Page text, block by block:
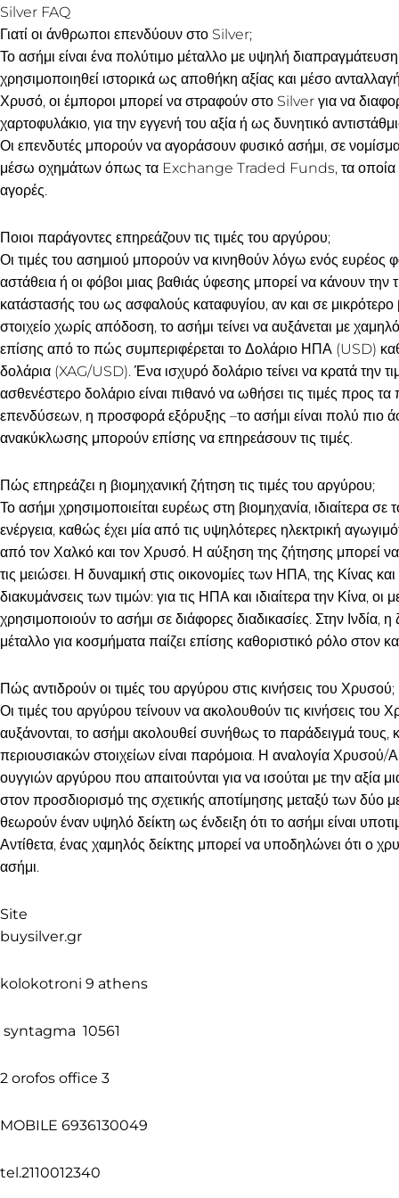
Silver FAQ
Γιατί οι άνθρωποι επενδύουν στο Silver;
Το ασήμι είναι ένα πολύτιμο μέταλλο με υψηλή
χρησιμοποιηθεί ιστορικά ως αποθήκη αξίας και μέσο
Χρυσό, οι έμποροι μπορεί να στραφούν στο Silver για να
χαρτοφυλάκιο, για την εγγενή του αξία ή ως δυνητικό
Οι επενδυτές μπορούν να αγοράσουν φυσικό ασήμι, σε
μέσω οχημάτων όπως τα Exchange Traded Funds, τα οποία
αγορές.
Ποιοι παράγοντες επηρεάζουν τις τιμές του αργύρου;
Οι τιμές του ασημιού μπορούν να κινηθούν λόγω ενός
αστάθεια ή οι φόβοι μιας βαθιάς ύφεσης μπορεί να κάνουν
κατάστασής του ως ασφαλούς καταφυγίου, αν και σε
στοιχείο χωρίς απόδοση, το ασήμι τείνει να αυξάνεται με
επίσης από το πώς συμπεριφέρεται το Δολάριο ΗΠΑ (USD)
δολάρια (XAG/USD). Ένα ισχυρό δολάριο τείνει να κρατά την
ασθενέστερο δολάριο είναι πιθανό να ωθήσει τις τιμές προς
επενδύσεων, η προσφορά εξόρυξης –το ασήμι είναι πολύ πιο
ανακύκλωσης μπορούν επίσης να επηρεάσουν τις τιμές.
Πώς επηρεάζει η βιομηχανική ζήτηση τις τιμές του αργύρου;
Το ασήμι χρησιμοποιείται ευρέως στη βιομηχανία, ιδιαίτερα
ενέργεια, καθώς έχει μία από τις υψηλότερες ηλεκτρική
από τον Χαλκό και τον Χρυσό. Η αύξηση της ζήτησης μπορεί να
τις μειώσει. Η δυναμική στις οικονομίες των ΗΠΑ, της Κίνας
διακυμάνσεις των τιμών: για τις ΗΠΑ και ιδιαίτερα την Κίνα, οι
χρησιμοποιούν το ασήμι σε διάφορες διαδικασίες. Στην
μέταλλο για κοσμήματα παίζει επίσης καθοριστικό ρόλο στον
Πώς αντιδρούν οι τιμές του αργύρου στις κινήσεις του Χρυσού;
Οι τιμές του αργύρου τείνουν να ακολουθούν τις κινήσεις του
αυξάνονται, το ασήμι ακολουθεί συνήθως το παράδειγμά
περιουσιακών στοιχείων είναι παρόμοια. Η αναλογία Χρυσού/
ουγγιών αργύρου που απαιτούνται για να ισούται με την αξία
στον προσδιορισμό της σχετικής αποτίμησης μεταξύ των δύο
θεωρούν έναν υψηλό δείκτη ως ένδειξη ότι το ασήμι είναι
Αντίθετα, ένας χαμηλός δείκτης μπορεί να υποδηλώνει ότι ο
ασήμι.
Site
buysilver.gr
kolokotroni 9 athens
syntagma 10561
2 orofos office 3
MOBILE 6936130049
tel.2110012340